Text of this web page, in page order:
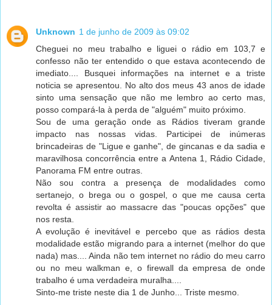
Unknown 1 de junho de 2009 às 09:02
Cheguei no meu trabalho e liguei o rádio em 103,7 e
confesso não ter entendido o que estava acontecendo de
imediato.... Busquei informações na internet e a triste
noticia se apresentou. No alto dos meus 43 anos de idade
sinto uma sensação que não me lembro ao certo mas,
posso compará-la à perda de "alguém" muito próximo.
Sou de uma geração onde as Rádios tiveram grande
impacto nas nossas vidas. Participei de inúmeras
brincadeiras de "Ligue e ganhe", de gincanas e da sadia e
maravilhosa concorrência entre a Antena 1, Rádio Cidade,
Panorama FM entre outras.
Não sou contra a presença de modalidades como
sertanejo, o brega ou o gospel, o que me causa certa
revolta é assistir ao massacre das "poucas opções" que
nos resta.
A evolução é inevitável e percebo que as rádios desta
modalidade estão migrando para a internet (melhor do que
nada) mas.... Ainda não tem internet no rádio do meu carro
ou no meu walkman e, o firewall da empresa de onde
trabalho é uma verdadeira muralha....
Sinto-me triste neste dia 1 de Junho... Triste mesmo.